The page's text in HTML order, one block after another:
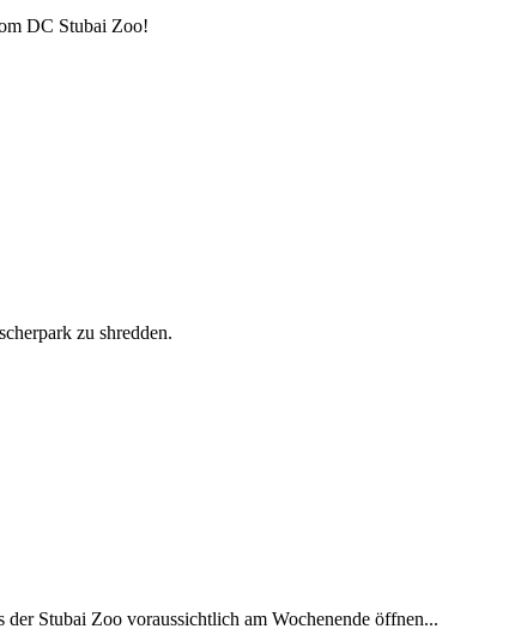
DC Stubai Zoo!
zu shredden.
Stubai Zoo voraussichtlich am Wochenende öffnen...